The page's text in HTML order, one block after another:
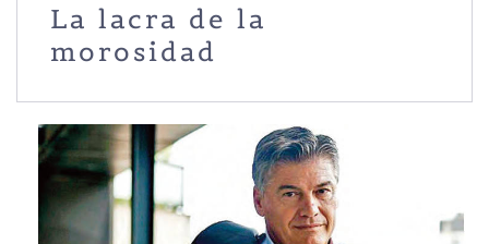
La lacra de la
morosidad